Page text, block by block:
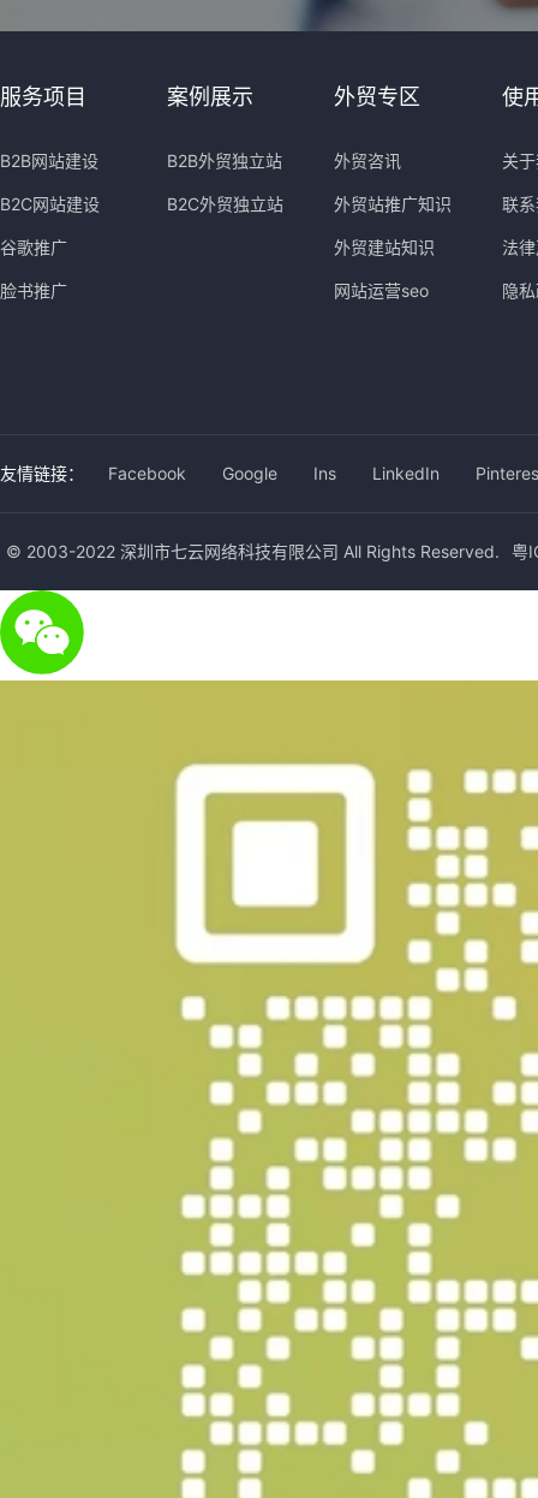
服务项目
B2B网站建设
B2C网站建设
谷歌推广
脸书推广
案例展示
B2B外贸独立站
B2C外贸独立站
外贸专区
外贸咨讯
外贸站推广知识
外贸建站知识
网站运营seo
使
关
联
法
隐
友情链接： Facebook Google Ins LinkedIn
© 2003-2022 深圳市七云网络科技有限公司 All Rights Reserved. 粤